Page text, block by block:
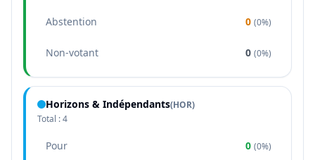
Abstention 0 (0%)
Non-votant 0 (0%)
Horizons & Indépendants(HOR)
Total :4
Pour 0 (0%)